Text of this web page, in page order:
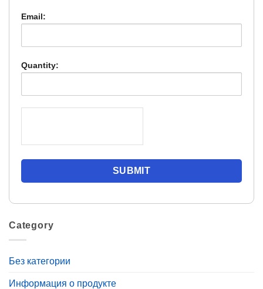
Email:
Quantity:
Category
Без категории
Информация о продукте